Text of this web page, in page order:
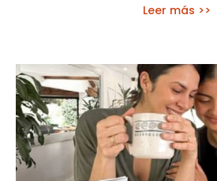
Leer más >>